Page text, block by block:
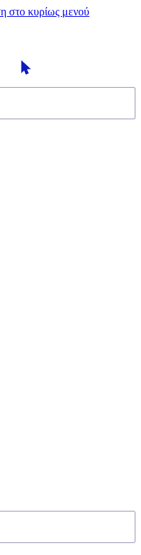
στο κυρίως μενού